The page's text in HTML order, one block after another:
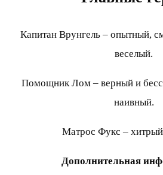
Капитан Врунгель – опытный,
веселый.
Помощник Лом – верный и
наивный.
Матрос Фукс –
Дополнительная